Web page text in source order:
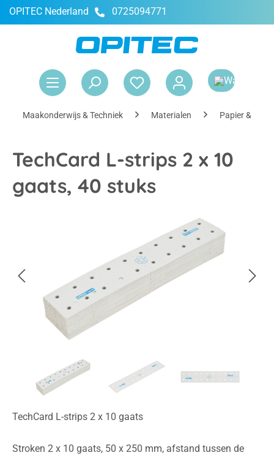
OPITEC Nederland 0725094771
Maakonderwijs & Techniek Materialen Papier &
TechCard L-strips 2 x 10
gaats, 40 stuks
TechCard L-strips 2 x 10 gaats
Stroken 2 x 10 gaats, 50 x 250 mm, afstand tussen de